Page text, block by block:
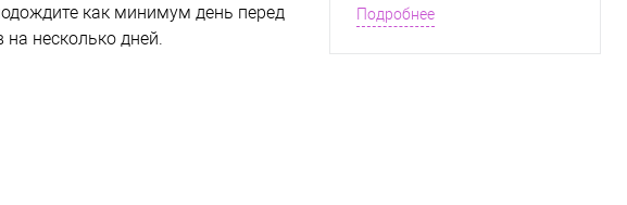
как минимум день перед
несколько дней.
Подробнее